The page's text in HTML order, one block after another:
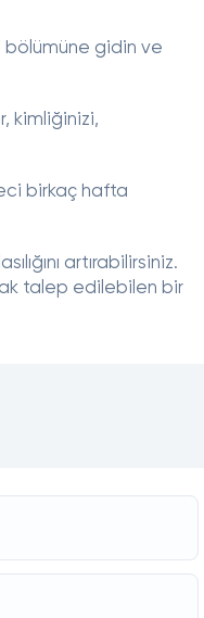
bölümüne gidin ve
kimliğinizi,
birkaç hafta
artırabilirsiniz.
talep edilebilen bir